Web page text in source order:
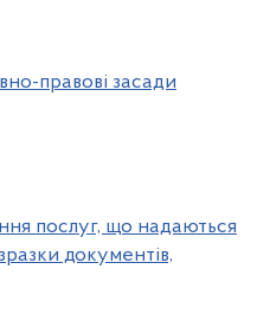
правові засади
послуг, що надаються
документів,